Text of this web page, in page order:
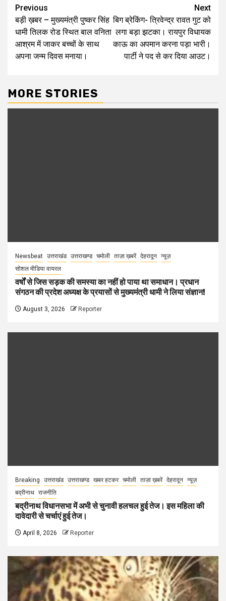
Post
navigation
Previous
बड़ी ख़बर – मुख्यमंत्री पुष्कर सिंह
धामी तिलक रोड स्थित बाल वनिता
आश्रम में जाकर बच्चों के साथ
अपना जन्म दिवस मनाया।
Next
बिग ब्रेकिंग- त्रिवेन्द्र रावत गुट को
लगा बड़ा झटका। रायपुर विधायक
काऊ का अपमान करना पड़ा भारी।
पार्टी ने पद से कर दिया आउट।
MORE STORIES
Newsbeat उत्तराखंड उत्तराखण्ड चमोली ताज़ा ख़बरें देहरादून न्यूज़
सोशल मीडिया वायरल
वर्षों से जिस सड़क की समस्या का नहीं हो पाया था समाधान। प्रधान
संगठन की प्रदेश अध्यक्ष के प्रयासों से मुख्यमंत्री धामी ने लिया संज्ञान!
August 3, 2026 Reporter
Breaking उत्तराखंड उत्तराखण्ड खबर हटकर चमोली ताज़ा ख़बरें देहरादून न्यूज़
बद्रीनाथ राजनीति
बद्रीनाथ विधानसभा में अभी से चुनावी हलचल हुई तेज। इस महिला की
दावेदारी से चर्चाएं हुई तेज।
April 8, 2026 Reporter